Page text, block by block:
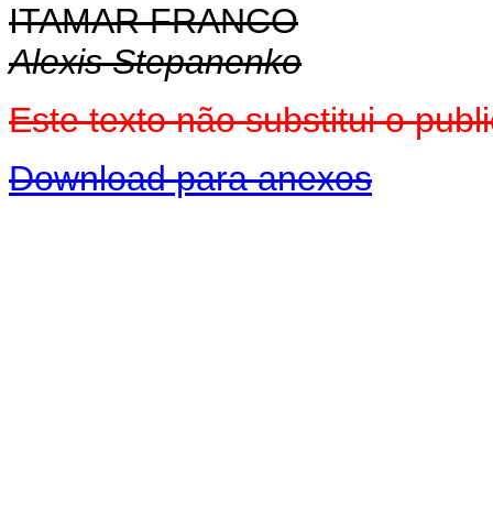
ITAMAR FRANCO
Alexis Stepanenko
Este texto não substitui o
Download para anexos